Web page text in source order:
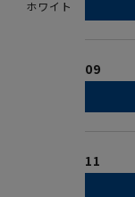
ホワイト
09
11